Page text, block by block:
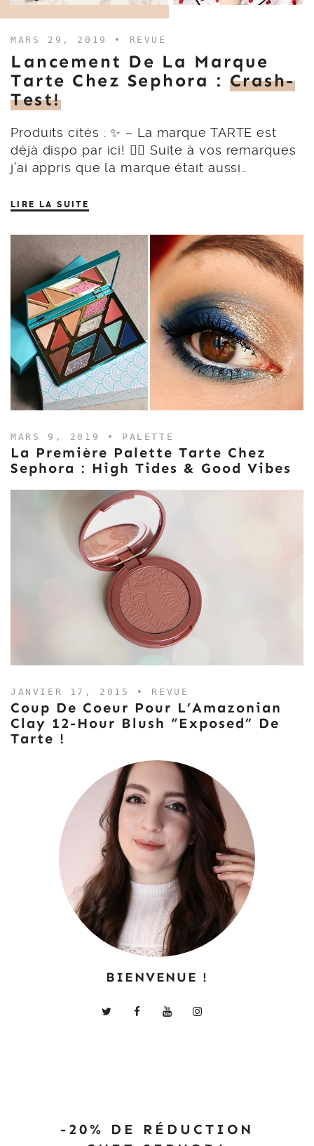
MARS 29, 2019 • REVUE
Lancement De La Marque
Tarte Chez Sephora : Crash-
Test!
Produits cités : ✨ – La marque TARTE est
déjà dispo par ici! 👉🏻 Suite à vos remarques
j’ai appris que la marque était aussi…
LIRE LA SUITE
MARS 9, 2019 • PALETTE
La Première Palette Tarte Chez
Sephora : High Tides & Good Vibes
JANVIER 17, 2015 • REVUE
Coup De Coeur Pour L’Amazonian
Clay 12-Hour Blush “Exposed” De
Tarte !
BIENVENUE !
-20% DE RÉDUCTION